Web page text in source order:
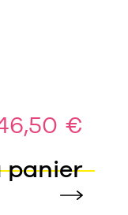
€
panier